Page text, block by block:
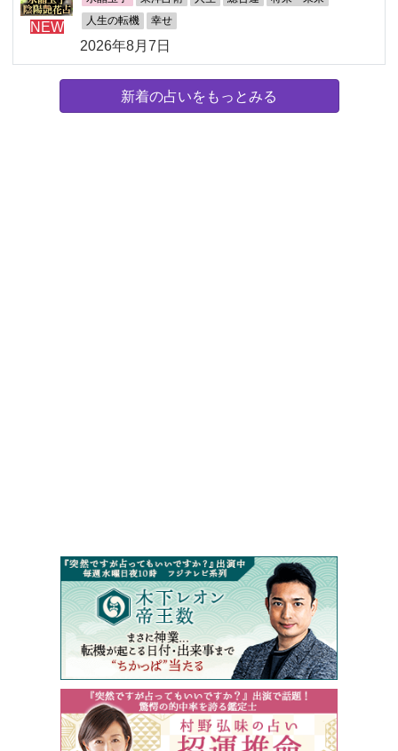
NEW 人生の転機 幸せ
2026年8月7日
新着の占いをもっとみる